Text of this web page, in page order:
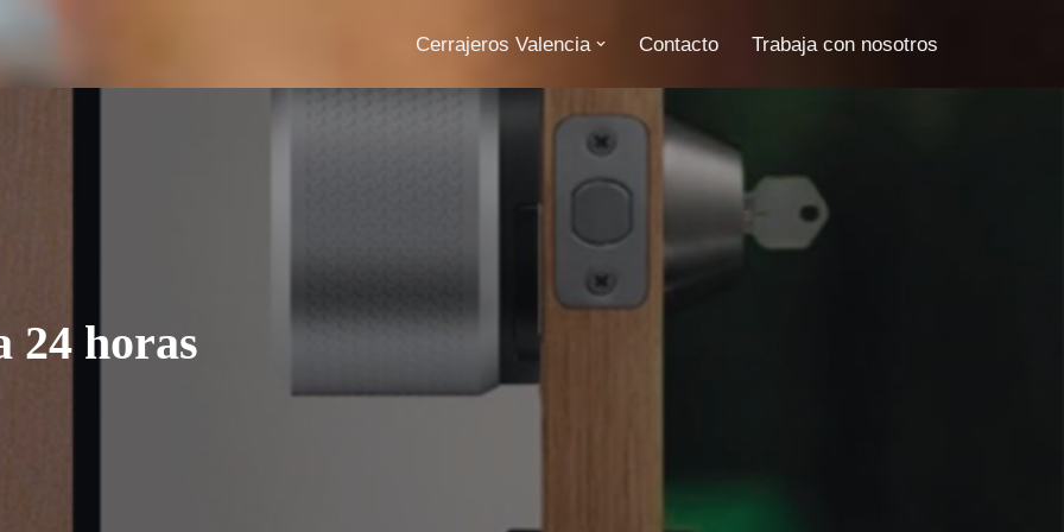
Cerrajeros Valencia Contacto Trabaja con nosotros
24 horas